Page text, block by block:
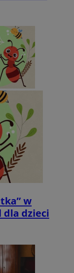
w
dzieci